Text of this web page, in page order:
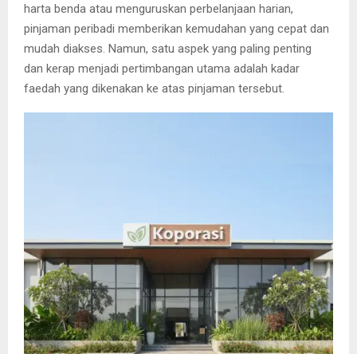
harta benda atau menguruskan perbelanjaan harian,
pinjaman peribadi memberikan kemudahan yang cepat dan
mudah diakses. Namun, satu aspek yang paling penting
dan kerap menjadi pertimbangan utama adalah kadar
faedah yang dikenakan ke atas pinjaman tersebut.